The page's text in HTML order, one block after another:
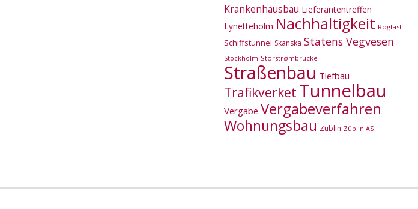
Krankenhausbau Lieferantentreffen
Lynetteholm Nachhaltigkeit Rogfast
Schiffstunnel Skanska Statens Vegvesen
Stockholm Storstrømbrücke
Straßenbau Tiefbau
Trafikverket Tunnelbau
Vergabe Vergabeverfahren
Wohnungsbau Züblin Züblin AS